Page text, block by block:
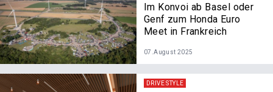
Im Konvoi ab Basel oder
Genf zum Honda Euro
Meet in Frankreich
07.August 2025
DRIVE STYLE